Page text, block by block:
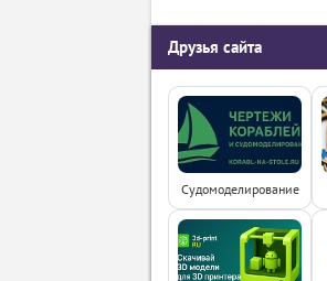
Друзья сайта
Судомоделирование